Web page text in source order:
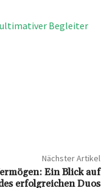
ultimativer Begleiter
Nächster Artikel
Ein Blick auf
erfolgreichen Duos